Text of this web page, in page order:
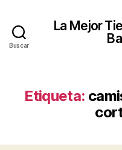
Buscar
La Mejor
Etiqueta: